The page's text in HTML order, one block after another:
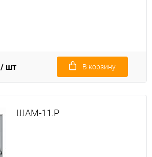
/ шт В корзину
ШАМ-11.Р